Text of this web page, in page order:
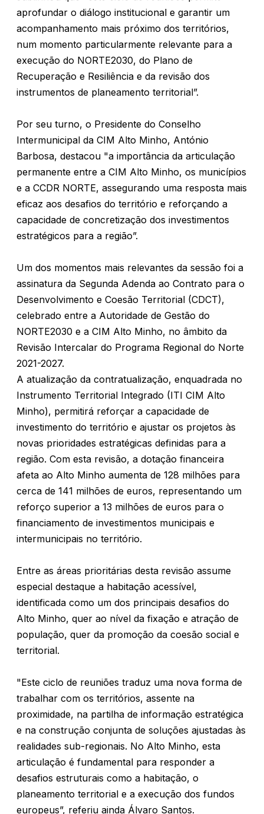
aprofundar o diálogo institucional e garantir um
acompanhamento mais próximo dos territórios,
num momento particularmente relevante para a
execução do NORTE2030, do Plano de
Recuperação e Resiliência e da revisão dos
instrumentos de planeamento territorial”.
Por seu turno, o Presidente do Conselho
Intermunicipal da CIM Alto Minho, António
Barbosa, destacou "a importância da articulação
permanente entre a CIM Alto Minho, os municípios
e a CCDR NORTE, assegurando uma resposta mais
eficaz aos desafios do território e reforçando a
capacidade de concretização dos investimentos
estratégicos para a região”.
Um dos momentos mais relevantes da sessão foi a
assinatura da Segunda Adenda ao Contrato para o
Desenvolvimento e Coesão Territorial (CDCT),
celebrado entre a Autoridade de Gestão do
NORTE2030 e a CIM Alto Minho, no âmbito da
Revisão Intercalar do Programa Regional do Norte
2021-2027.
A atualização da contratualização, enquadrada no
Instrumento Territorial Integrado (ITI CIM Alto
Minho), permitirá reforçar a capacidade de
investimento do território e ajustar os projetos às
novas prioridades estratégicas definidas para a
região. Com esta revisão, a dotação financeira
afeta ao Alto Minho aumenta de 128 milhões para
cerca de 141 milhões de euros, representando um
reforço superior a 13 milhões de euros para o
financiamento de investimentos municipais e
intermunicipais no território.
Entre as áreas prioritárias desta revisão assume
especial destaque a habitação acessível,
identificada como um dos principais desafios do
Alto Minho, quer ao nível da fixação e atração de
população, quer da promoção da coesão social e
territorial.
"Este ciclo de reuniões traduz uma nova forma de
trabalhar com os territórios, assente na
proximidade, na partilha de informação estratégica
e na construção conjunta de soluções ajustadas às
realidades sub-regionais. No Alto Minho, esta
articulação é fundamental para responder a
desafios estruturais como a habitação, o
planeamento territorial e a execução dos fundos
europeus”, referiu ainda Álvaro Santos.